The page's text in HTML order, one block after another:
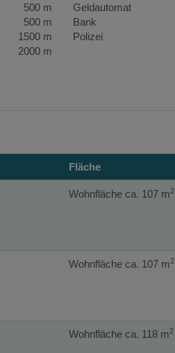
500 m
500 m
1500 m
2000 m
Geldautomat
Bank
Polizei
Fläche
Wohnfläche ca. 107 m2
Wohnfläche ca. 107 m2
Wohnfläche ca. 118 m2